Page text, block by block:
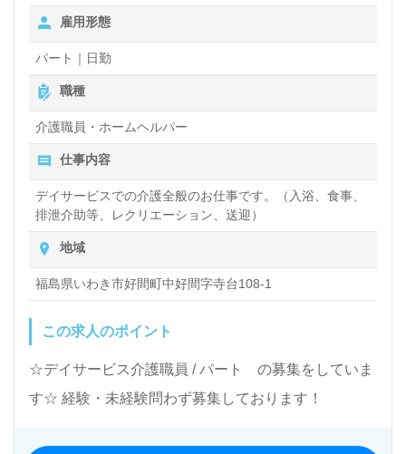
雇用形態
パート｜日勤
職種
介護職員・ホームヘルパー
仕事内容
デイサービスでの介護全般のお仕事です。（入浴、食事、
排泄介助等、レクリエーション、送迎）
地域
福島県いわき市好間町中好間字寺台108-1
この求人のポイント
☆デイサービス介護職員 / パート の募集をしていま
す☆ 経験・未経験問わず募集しております！